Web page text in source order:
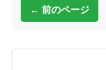
← 前のページ